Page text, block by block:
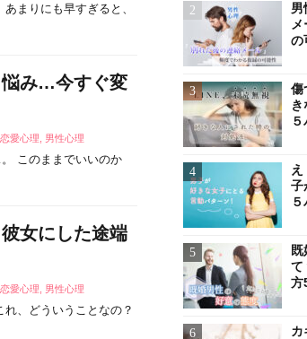
まりにも早すぎると、
悩み…今すぐ変
,恋愛心理 男性心理
このままでいいのか
女にした途端
,恋愛心理 男性心理
、どういうことなの？
男
の
傷
子
て
方
カ